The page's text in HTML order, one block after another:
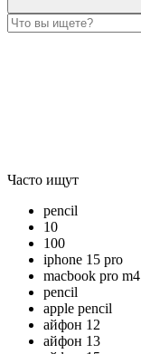
Часто ищут
pencil
10
100
iphone 15 pro
macbook pro m4
pencil
apple pencil
айфон 12
айфон 13